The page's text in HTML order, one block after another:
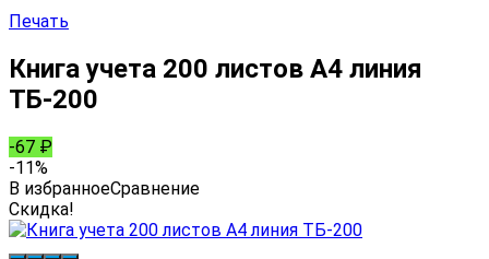
Печать
Книга учета 200 листов А4 линия
ТБ-200
-67 ₽
-11%
В избранноеСравнение
Скидка!